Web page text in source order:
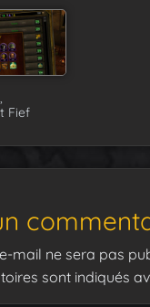
Fief
mail ne sera pas
sont indiqués